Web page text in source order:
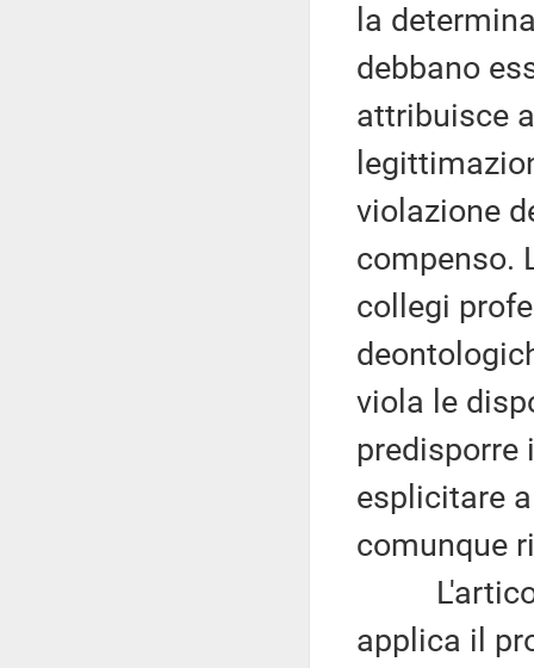
la
debbano
attribuisce
violazione
compenso.
collegi
viola le
predisporre
esplicitare
comunque
L'articolo
applica il